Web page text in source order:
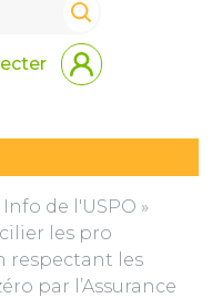
de l'USPO »
les pro
respectant les
par l’Assurance